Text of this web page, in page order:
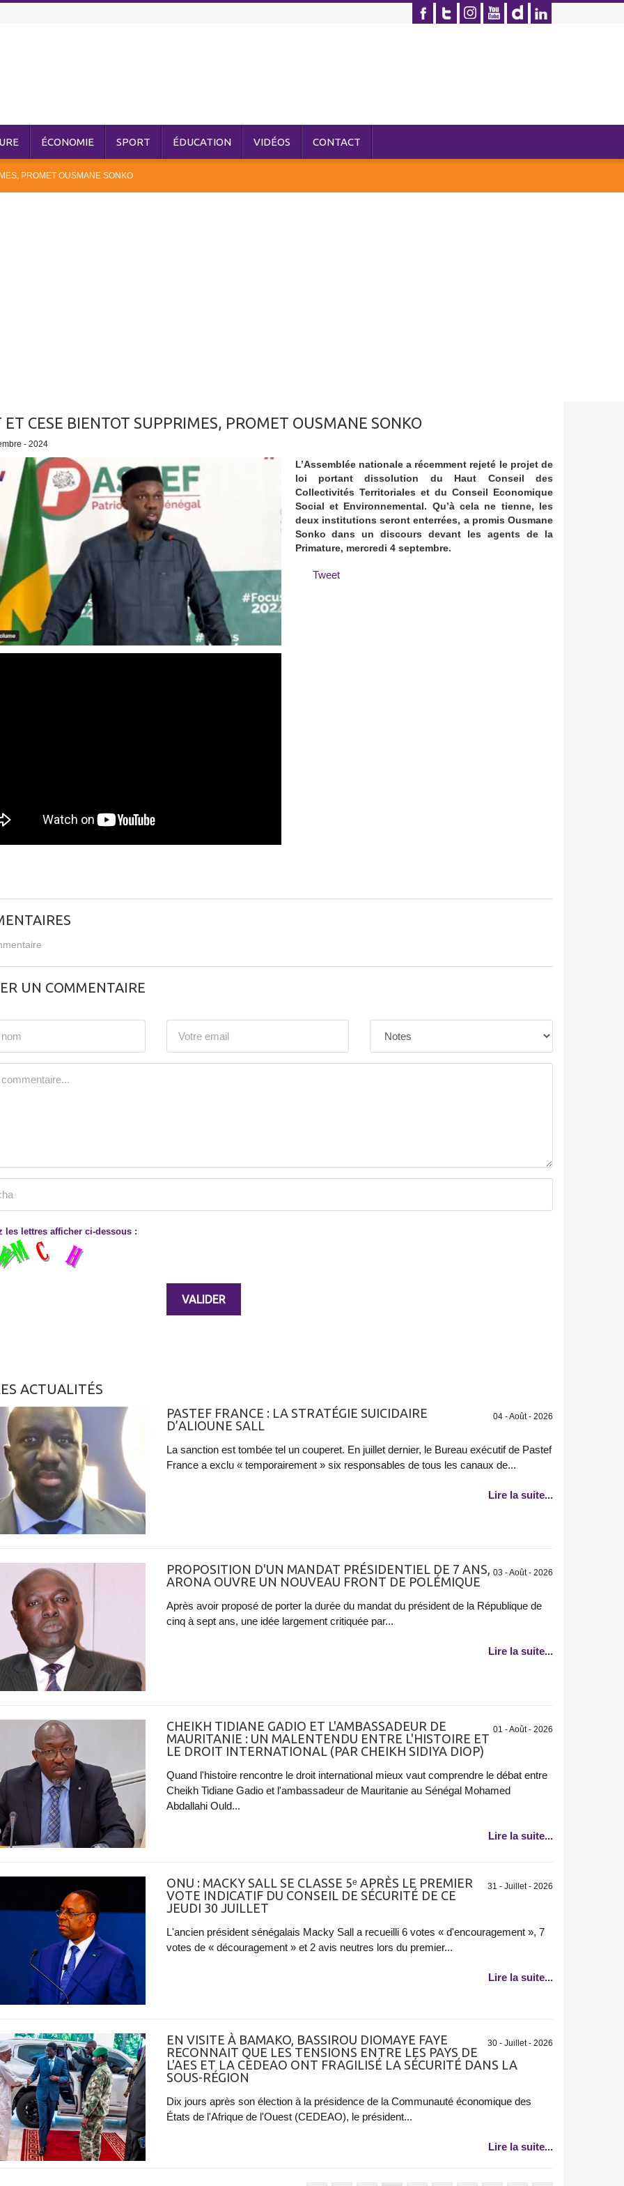
ÉCONOMIE SPORT ÉDUCATION VIDÉOS CONTACT
PROMET OUSMANE SONKO
ET CESE BIENTOT SUPPRIMES, PROMET OUSMANE SONKO
- 2024
L’Assemblée nationale a récemment rejeté le projet de
loi portant dissolution du Haut Conseil des
Collectivités Territoriales et du Conseil Economique
Social et Environnemental. Qu’à cela ne tienne, les
deux institutions seront enterrées, a promis Ousmane
Sonko dans un discours devant les agents de la
Primature, mercredi 4 septembre.
Tweet
UN COMMENTAIRE
les lettres afficher ci-dessous :
ACTUALITÉS
04 - Août - 2026
PASTEF FRANCE : LA STRATÉGIE SUICIDAIRE
D’ALIOUNE SALL
La sanction est tombée tel un couperet. En juillet dernier, le Bureau exécutif de Pastef
France a exclu « temporairement » six responsables de tous les canaux de...
Lire la suite...
03 - Août - 2026
PROPOSITION D'UN MANDAT PRÉSIDENTIEL DE 7 ANS,
ARONA OUVRE UN NOUVEAU FRONT DE POLÉMIQUE
Après avoir proposé de porter la durée du mandat du président de la République de
cinq à sept ans, une idée largement critiquée par...
Lire la suite...
01 - Août - 2026
CHEIKH TIDIANE GADIO ET L'AMBASSADEUR DE
MAURITANIE : UN MALENTENDU ENTRE L'HISTOIRE ET
LE DROIT INTERNATIONAL (PAR CHEIKH SIDIYA DIOP)
Quand l'histoire rencontre le droit international mieux vaut comprendre le débat entre
Cheikh Tidiane Gadio et l'ambassadeur de Mauritanie au Sénégal Mohamed
Abdallahi Ould...
Lire la suite...
31 - Juillet - 2026
ONU : MACKY SALL SE CLASSE 5ᵉ APRÈS LE PREMIER
VOTE INDICATIF DU CONSEIL DE SÉCURITÉ DE CE
JEUDI 30 JUILLET
L'ancien président sénégalais Macky Sall a recueilli 6 votes « d'encouragement », 7
votes de « découragement » et 2 avis neutres lors du premier...
Lire la suite...
30 - Juillet - 2026
EN VISITE À BAMAKO, BASSIROU DIOMAYE FAYE
RECONNAIT QUE LES TENSIONS ENTRE LES PAYS DE
L'AES ET LA CEDEAO ONT FRAGILISÉ LA SÉCURITÉ DANS LA
SOUS-RÉGION
Dix jours après son élection à la présidence de la Communauté économique des
États de l'Afrique de l'Ouest (CEDEAO), le président...
Lire la suite...